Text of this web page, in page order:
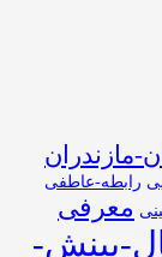
مازندران
رابطه-عاطفی
معرفی
بینش-